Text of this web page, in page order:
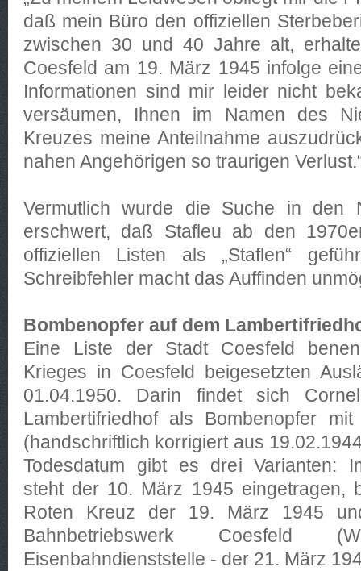
daß mein Büro den offiziellen
zwischen 30 und 40 Jahre alt,
Coesfeld am 19. März 1945 infolge
Informationen sind mir leider nicht
versäumen, Ihnen im Namen des
Kreuzes meine Anteilnahme
nahen Angehörigen so traurigen
Vermutlich wurde die Suche in den
erschwert, daß Stafleu ab den
offiziellen Listen als „Staflen“
Schreibfehler macht das Auffinden
Bombenopfer auf dem
Eine Liste der Stadt Coesfeld
Krieges in Coesfeld beigesetzten
01.04.1950. Darin findet sich
Lambertifriedhof als Bombenopfer
(handschriftlich korrigiert aus
Todesdatum gibt es drei Varianten:
steht der 10. März 1945 eingetragen,
Roten Kreuz der 19. März 1945
Bahnbetriebswerk Coesfeld
Eisenbahndienststelle - der 21. März